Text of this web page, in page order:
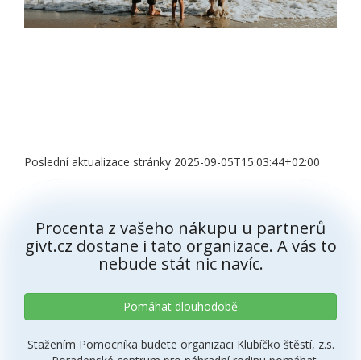
Poslední aktualizace stránky 2025-09-05T15:03:44+02:00
Procenta z vašeho nákupu u partnerů
givt.cz dostane i tato organizace. A vás to
nebude stát nic navíc.
Pomáhat dlouhodobě
Stažením Pomocníka budete organizaci Klubíčko štěstí, z.s.